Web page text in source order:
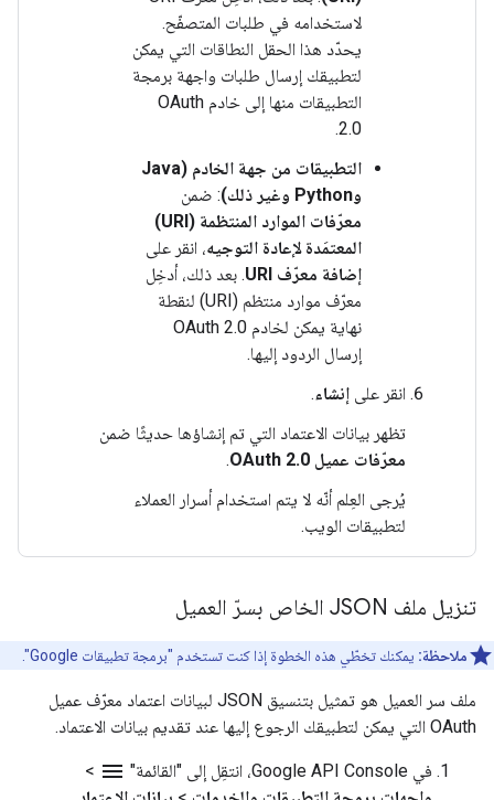
لاستخدامه في طلبات المتصفّح.
يحدّد هذا الحقل النطاقات التي يمكن
لتطبيقك إرسال طلبات واجهة برمجة
التطبيقات منها إلى خادم OAuth
2.0.
التطبيقات من جهة الخادم (Java
وPython وغير ذلك)
: ضمن
معرّفات الموارد المنتظمة (URI)
المعتمَدة لإعادة التوجيه، انقر على
إضافة معرّف URI
. بعد ذلك، أدخِل
معرّف موارد منتظم (URI) لنقطة
نهاية يمكن لخادم OAuth 2.0
إرسال الردود إليها.
انقر على إنشاء.
تظهر بيانات الاعتماد التي تم إنشاؤها حديثًا ضمن
معرّفات عميل OAuth 2.0
.
يُرجى العِلم أنّه لا يتم استخدام أسرار العملاء
لتطبيقات الويب.
تنزيل ملف JSON الخاص بسرّ العميل
ملاحظة: يمكنك تخطّي هذه الخطوة إذا كنت تستخدم "برمجة تطبيقات Google".
ملف سر العميل هو تمثيل بتنسيق JSON لبيانات اعتماد معرّف عميل
OAuth التي يمكن لتطبيقك الرجوع إليها عند تقديم بيانات الاعتماد.
في Google API Console، انتقِل إلى "القائمة" menu
>